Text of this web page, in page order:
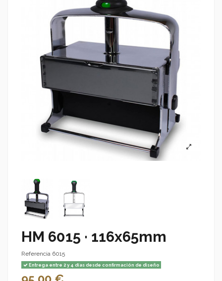
HM 6015 · 116x65mm
Referencia 6015
Entrega entre 2 y 4 días desde confirmación de diseño